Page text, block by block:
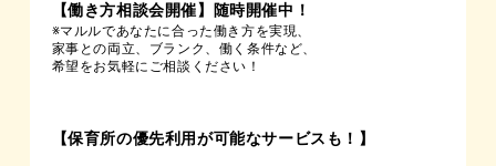
【働き方相談会開催】随時開催中！
※マルルであなたに合った働き方を実現、
家事との両立、ブランク、働く条件など、
希望をお気軽にご相談ください！
【保育所の優先利用が可能なサービスも！】